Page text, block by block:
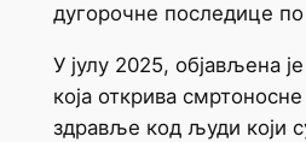
дугорочне последице
У јулу 2025, објављена
која открива
здравље код људи који